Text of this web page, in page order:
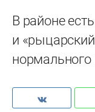
В районе
и